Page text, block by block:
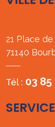
21 Place
71140
Tél : 03 85